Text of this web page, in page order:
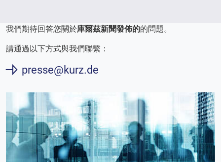
我們期待回答您關於庫爾茲新聞發佈的的問題。
請通過以下方式與我們聯繫：
presse@kurz.de